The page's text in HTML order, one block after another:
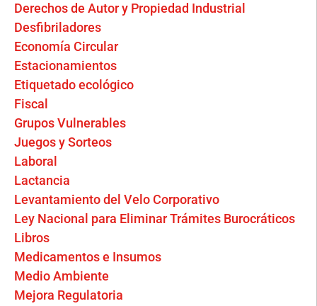
Derechos de Autor y Propiedad Industrial
Desfibriladores
Economía Circular
Estacionamientos
Etiquetado ecológico
Fiscal
Grupos Vulnerables
Juegos y Sorteos
Laboral
Lactancia
Levantamiento del Velo Corporativo
Ley Nacional para Eliminar Trámites Burocráticos
Libros
Medicamentos e Insumos
Medio Ambiente
Mejora Regulatoria